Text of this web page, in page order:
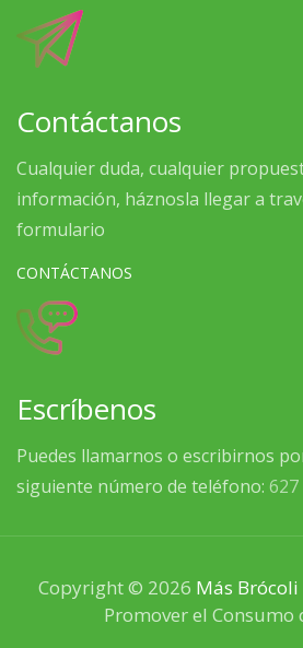
Contáctanos
Cualquier duda, cualquier
información, háznosla llegar a
formulario
CONTÁCTANOS
Escríbenos
Puedes llamarnos o escribirnos
siguiente número de teléfono: 627
Copyright © 2026 Más Brócoli
Promover el Consumo